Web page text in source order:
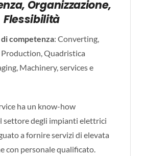
Italiano
Organizzazione,
Flessibilità
competenza: Converting,
Production, Quadristica
Machinery, services e
ha un know-how
settore degli impianti elettrici
a fornire servizi di elevata
con personale qualificato.